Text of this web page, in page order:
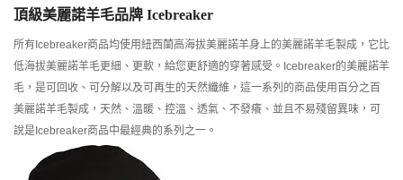
頂級美麗諾羊毛品牌 Icebreaker
所有Icebreaker商品均使用紐西蘭高海拔美麗諾羊身上的美麗諾羊毛製成，它比
低海拔美麗諾羊毛更細、更軟，給您更舒適的穿著感受。Icebreaker的美麗諾羊
毛，是可回收、可分解以及可再生的天然纖維，這一系列的商品使用百分之百
美麗諾羊毛製成，天然、溫暖、控溫、透氣、不發癢、並且不易殘留異味，可
說是Icebreaker商品中最經典的系列之一。